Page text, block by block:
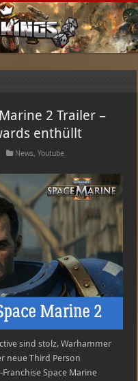
2 Trailer –
enthüllt
News,Youtube
sind stolz, Warhammer
neue Third Person
Space Marine